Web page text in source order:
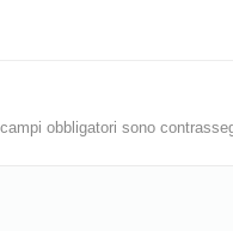
obbligatori sono